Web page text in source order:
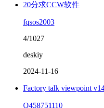
20分求CCW软件
fqsos2003
4/1027
deskiy
2024-11-16
Factory talk viewpoint
Q458751110